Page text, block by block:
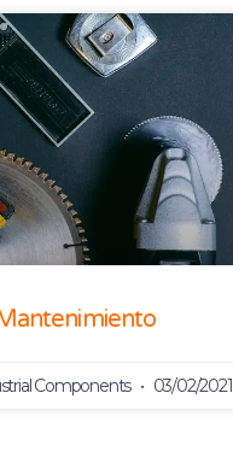
Components 03/02/2021